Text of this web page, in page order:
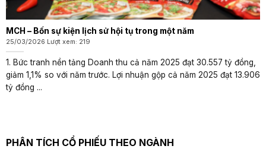
MCH – Bốn sự kiện lịch sử hội tụ trong một năm
25/03/2026 Lượt xem: 219
1. Bức tranh nền tảng Doanh thu cả năm 2025 đạt 30.557 tỷ đồng,
giảm 1,1% so với năm trước. Lợi nhuận gộp cả năm 2025 đạt 13.906
tỷ đồng ...
PHÂN TÍCH CỔ PHIẾU THEO NGÀNH